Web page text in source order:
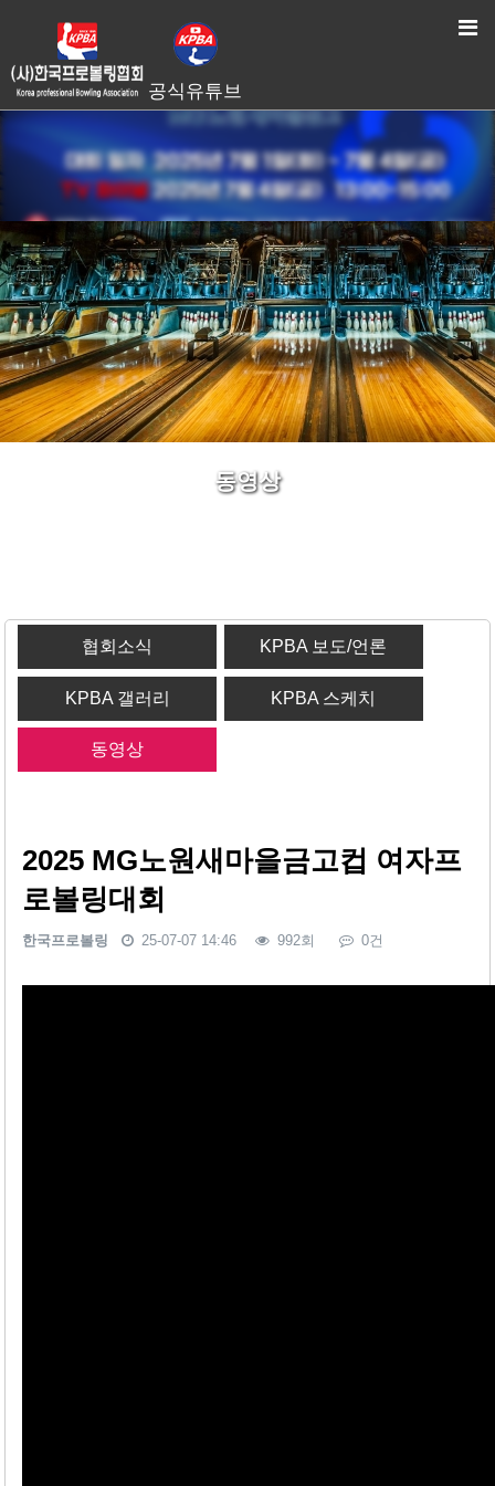
공식유튜브
동영상
협회소식 KPBA 보도/언론
KPBA 갤러리 KPBA 스케치
동영상
2025 MG노원새마을금고컵 여자프
로볼링대회
한국프로볼링 25-07-07 14:46 992회 0건